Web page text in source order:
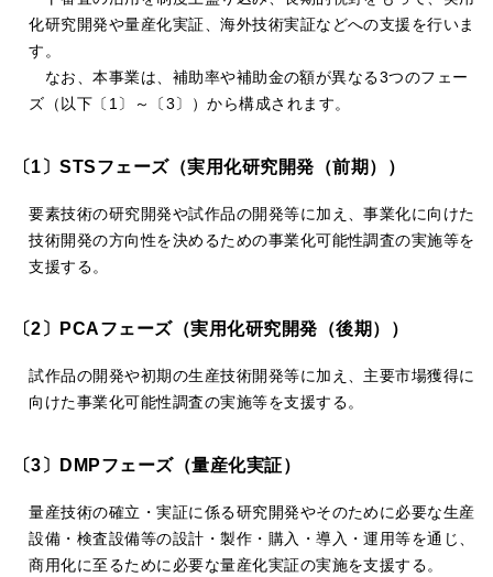
化研究開発や量産化実証、海外技術実証などへの支援を行いま
す。
なお、本事業は、補助率や補助金の額が異なる3つのフェー
ズ（以下〔1〕～〔3〕）から構成されます。
〔1〕STSフェーズ（実用化研究開発（前期））
要素技術の研究開発や試作品の開発等に加え、事業化に向けた
技術開発の方向性を決めるための事業化可能性調査の実施等を
支援する。
〔2〕PCAフェーズ（実用化研究開発（後期））
試作品の開発や初期の生産技術開発等に加え、主要市場獲得に
向けた事業化可能性調査の実施等を支援する。
〔3〕DMPフェーズ（量産化実証）
量産技術の確立・実証に係る研究開発やそのために必要な生産
設備・検査設備等の設計・製作・購入・導入・運用等を通じ、
商用化に至るために必要な量産化実証の実施を支援する。